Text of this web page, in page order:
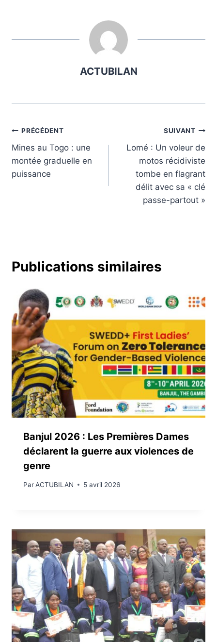
ACTUBILAN
Navigation
de
l’article
PRÉCÉDENT
Mines au Togo : une
montée graduelle en
puissance
SUIVANT
Lomé : Un voleur de
motos récidiviste
tombe en flagrant
délit avec sa « clé
passe-partout »
Publications similaires
Banjul 2026 : Les Premières Dames
déclarent la guerre aux violences de
genre
ParACTUBILAN 5 avril 2026